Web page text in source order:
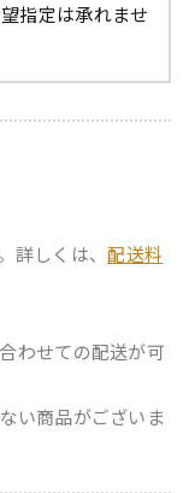
指定は承れませ
詳しくは、配送料
わせての配送が可
い商品がございま